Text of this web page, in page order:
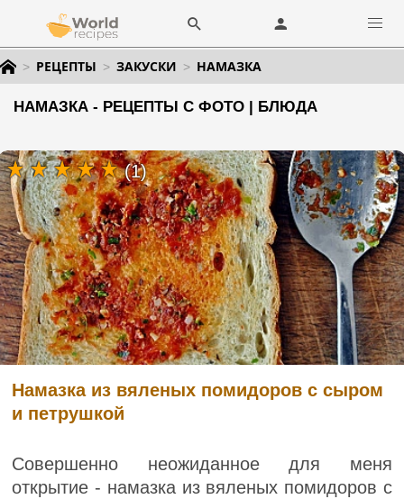
РЕЦЕПТЫ ЗАКУСКИ НАМАЗКА
НАМАЗКА - РЕЦЕПТЫ С ФОТО | БЛЮДА
Намазка из вяленых помидоров с сыром
и петрушкой
Совершенно неожиданное для меня
открытие - намазка из вяленых помидоров с
(1)